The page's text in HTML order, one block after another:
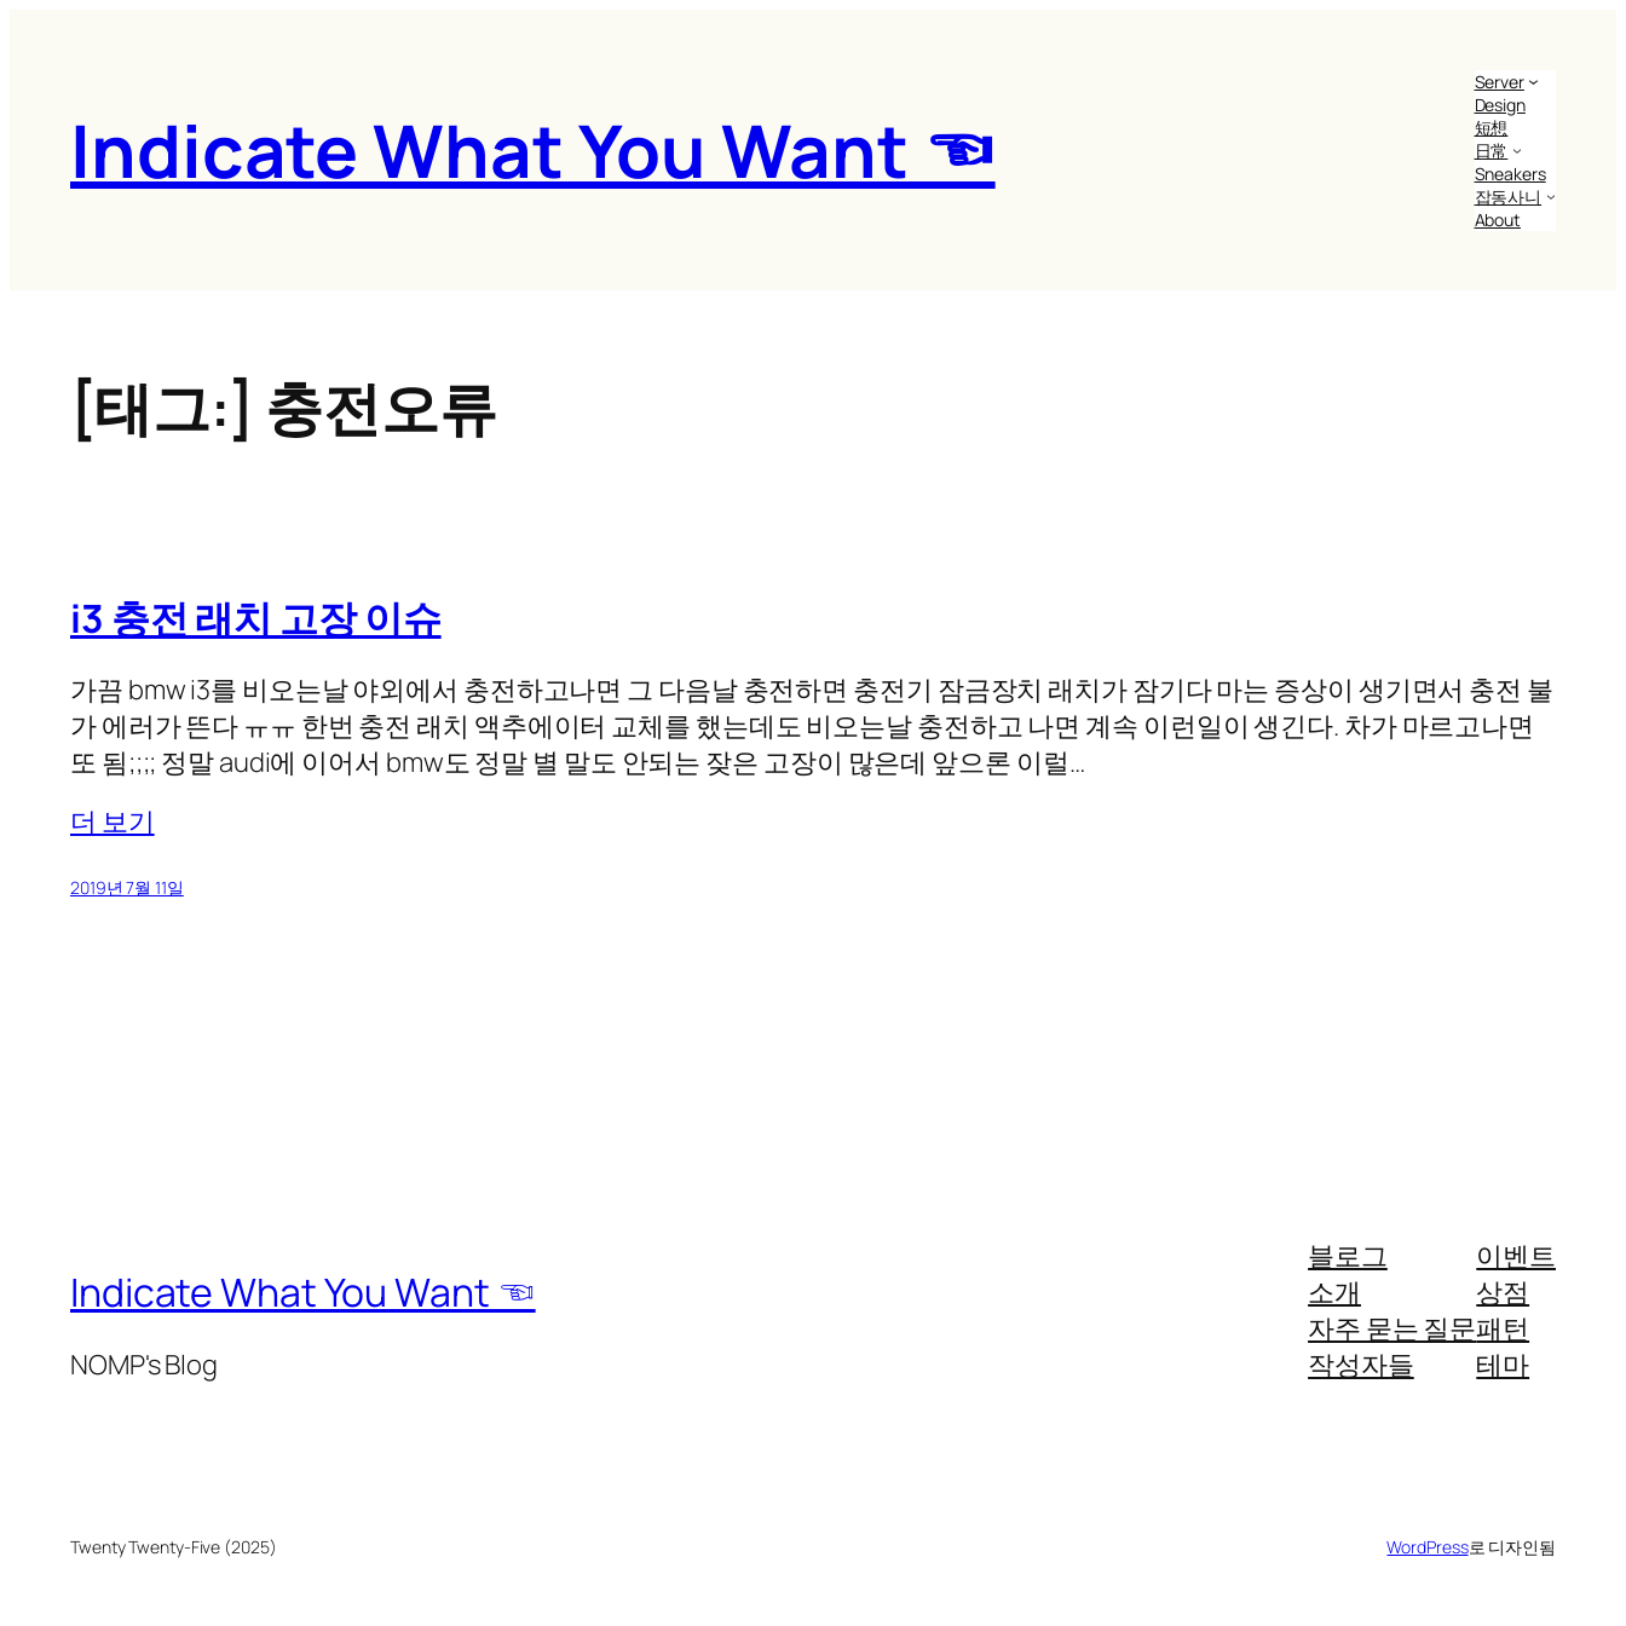
Indicate What You Want ☜
Server
Design
短想
日常
Sneakers
잡동사니
About
[태그:] 충전오류
i3 충전 래치 고장 이슈
가끔 bmw i3를 비오는날 야외에서 충전하고나면 그 다음날 충전하면 충전기 잠금장치 래치가 잠기다 마는 증상이 생기면서 충전 불
가 에러가 뜬다 ㅠㅠ 한번 충전 래치 액추에이터 교체를 했는데도 비오는날 충전하고 나면 계속 이런일이 생긴다. 차가 마르고나면
또 됨;;;; 정말 audi에 이어서 bmw도 정말 별 말도 안되는 잦은 고장이 많은데 앞으론 이럴…
더 보기
2019년 7월 11일
Indicate What You Want ☜
NOMP's Blog
블로그
소개
자주 묻는 질문
작성자들
이벤트
상점
패턴
테마
Twenty Twenty-Five (2025) WordPress로 디자인됨